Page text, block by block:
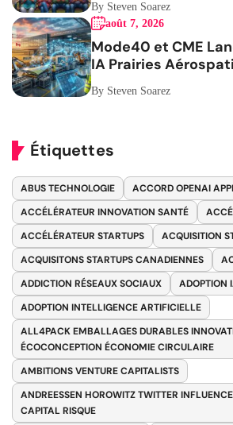
By Steven Soarez
août 7, 2026
Mode40 et CME
IA Prairies
By Steven Soarez
Étiquettes
ABUS TECHNOLOGIE
ACCORD OPENAI
ACCÉLÉRATEUR INNOVATION SANTÉ
ACCÉLÉRATEUR STARTUPS
ACQUISITION
ACQUISITONS STARTUPS CANADIENNES
ADDICTION RÉSEAUX SOCIAUX
ADOPTION
ADOPTION INTELLIGENCE ARTIFICIELLE
ALL4PACK EMBALLAGES DURABLES
ÉCOCONCEPTION ÉCONOMIE CIRCULAIRE
AMBITIONS VENTURE CAPITALISTS
ANDREESSEN HOROWITZ TWITTER
CAPITAL RISQUE